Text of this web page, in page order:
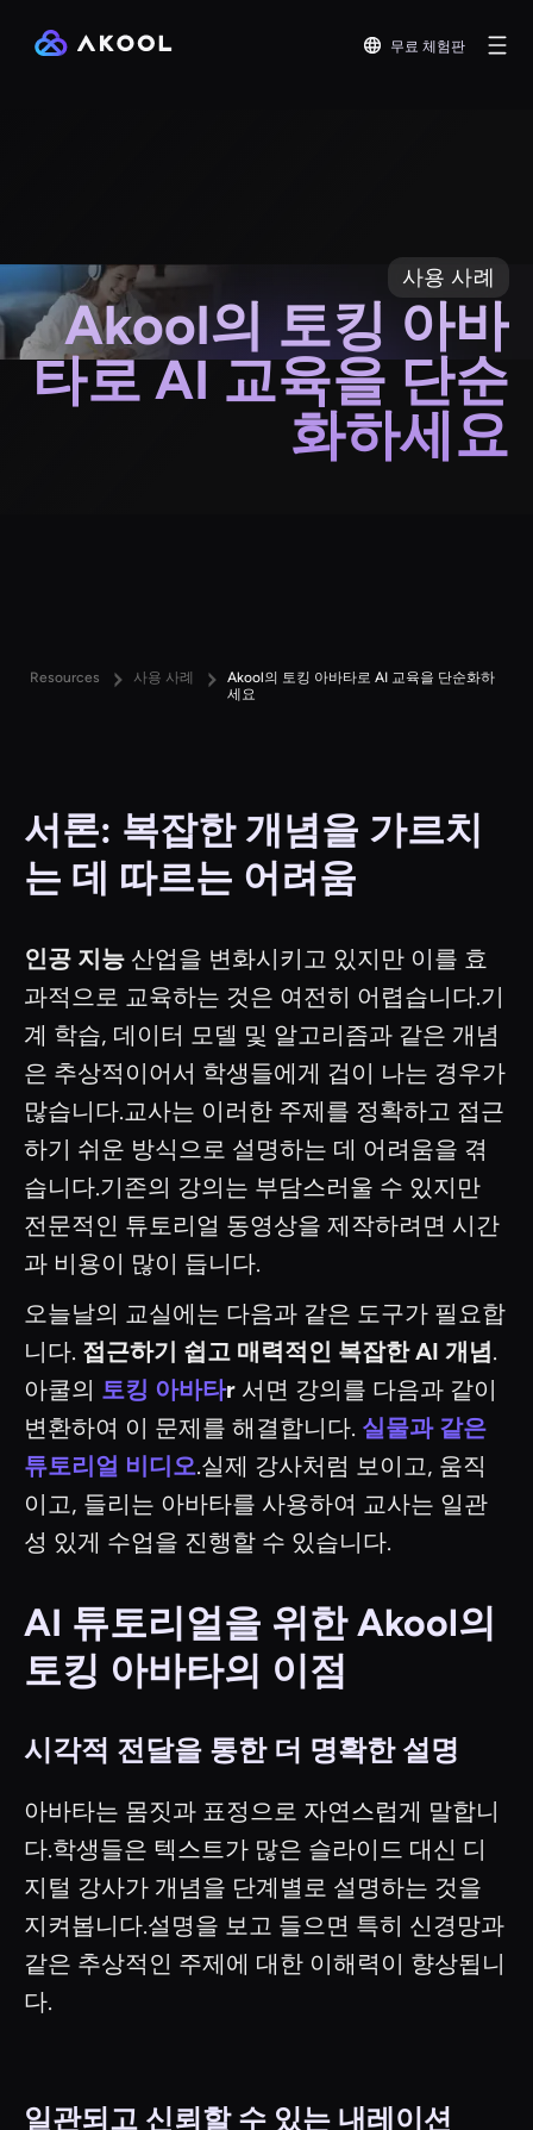
무료 체험판
사용 사례
Akool의 토킹 아바
타로 AI 교육을 단순
화하세요
Resources 사용 사례
Akool의 토킹 아바타로 AI 교육을 단순화하
세요
서론: 복잡한 개념을 가르치
는 데 따르는 어려움
인공 지능 산업을 변화시키고 있지만 이를 효
과적으로 교육하는 것은 여전히 어렵습니다.기
계 학습, 데이터 모델 및 알고리즘과 같은 개념
은 추상적이어서 학생들에게 겁이 나는 경우가
많습니다.교사는 이러한 주제를 정확하고 접근
하기 쉬운 방식으로 설명하는 데 어려움을 겪
습니다.기존의 강의는 부담스러울 수 있지만
전문적인 튜토리얼 동영상을 제작하려면 시간
과 비용이 많이 듭니다.
오늘날의 교실에는 다음과 같은 도구가 필요합
니다. 접근하기 쉽고 매력적인 복잡한 AI 개념.
아쿨의 토킹 아바타r 서면 강의를 다음과 같이
변환하여 이 문제를 해결합니다. 실물과 같은
튜토리얼 비디오.실제 강사처럼 보이고, 움직
이고, 들리는 아바타를 사용하여 교사는 일관
성 있게 수업을 진행할 수 있습니다.
AI 튜토리얼을 위한 Akool의
토킹 아바타의 이점
시각적 전달을 통한 더 명확한 설명
아바타는 몸짓과 표정으로 자연스럽게 말합니
다.학생들은 텍스트가 많은 슬라이드 대신 디
지털 강사가 개념을 단계별로 설명하는 것을
지켜봅니다.설명을 보고 들으면 특히 신경망과
같은 추상적인 주제에 대한 이해력이 향상됩니
다.
일관되고 신뢰할 수 있는 내레이션